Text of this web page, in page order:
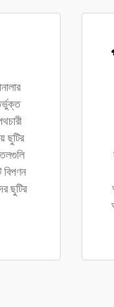
ছুটির
বিপণন
ছুটির